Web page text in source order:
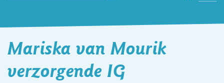
Mariska van Mourik
verzorgende IG